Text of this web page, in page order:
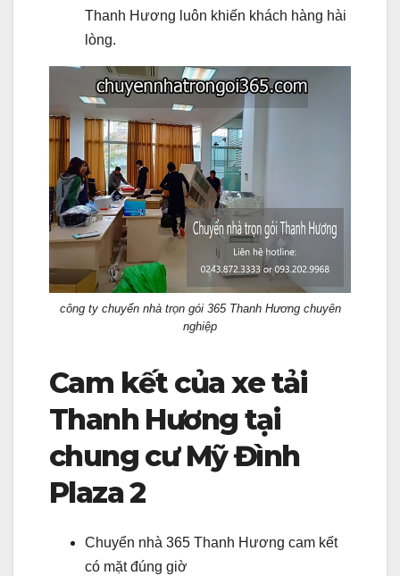
Thanh Hương luôn khiến khách hàng hài
lòng.
công ty chuyển nhà trọn gói 365 Thanh Hương chuyên
nghiệp
Cam kết của xe tải
Thanh Hương tại
chung cư Mỹ Đình
Plaza 2
Chuyển nhà 365 Thanh Hương cam kết
có mặt đúng giờ